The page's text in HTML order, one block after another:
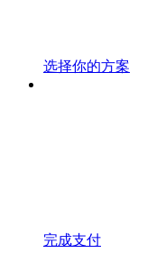
选择你的方案
完成支付